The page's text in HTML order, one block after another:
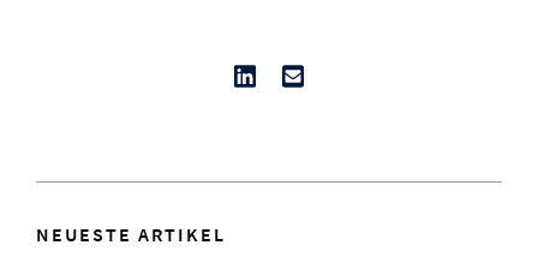
NEUESTE ARTIKEL